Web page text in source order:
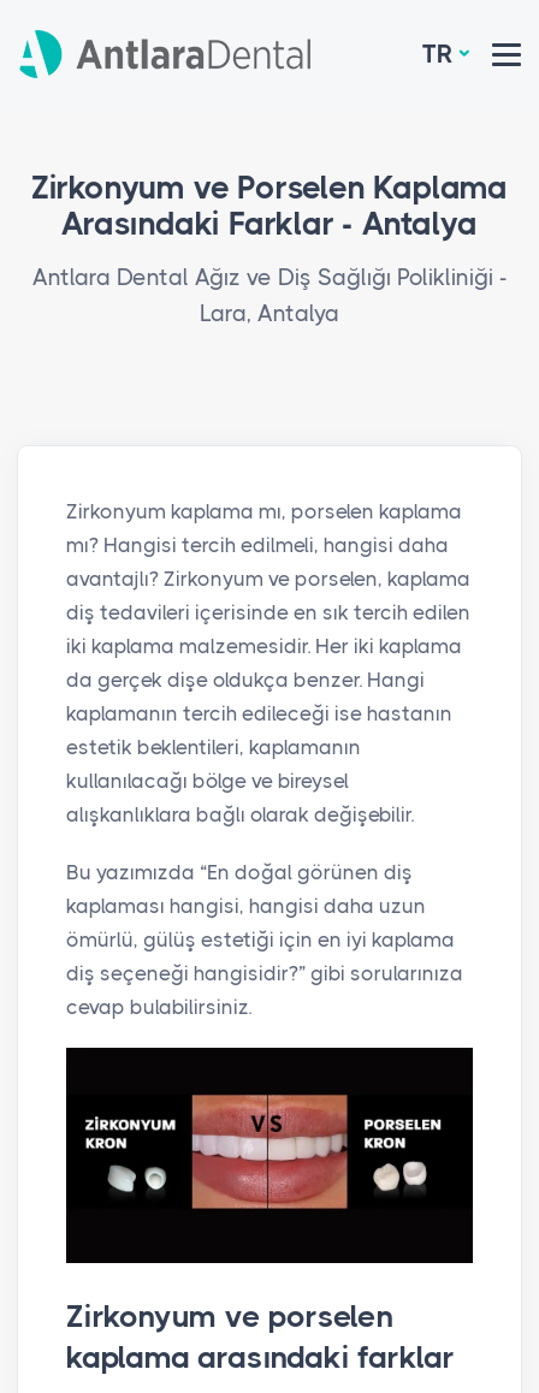
TR
Zirkonyum ve Porselen Kaplama
Arasındaki Farklar - Antalya
Antlara Dental Ağız ve Diş Sağlığı Polikliniği -
Lara, Antalya
Zirkonyum kaplama mı, porselen kaplama
mı? Hangisi tercih edilmeli, hangisi daha
avantajlı? Zirkonyum ve porselen, kaplama
diş tedavileri içerisinde en sık tercih edilen
iki kaplama malzemesidir. Her iki kaplama
da gerçek dişe oldukça benzer. Hangi
kaplamanın tercih edileceği ise hastanın
estetik beklentileri, kaplamanın
kullanılacağı bölge ve bireysel
alışkanlıklara bağlı olarak değişebilir.
Bu yazımızda “En doğal görünen diş
kaplaması hangisi, hangisi daha uzun
ömürlü, gülüş estetiği için en iyi kaplama
diş seçeneği hangisidir?” gibi sorularınıza
cevap bulabilirsiniz.
Zirkonyum ve porselen
kaplama arasındaki farklar